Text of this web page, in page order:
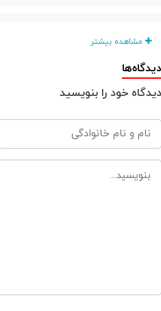
مشاهده بیشتر
دیدگاه‌ها
دیدگاه خود را بنویسید